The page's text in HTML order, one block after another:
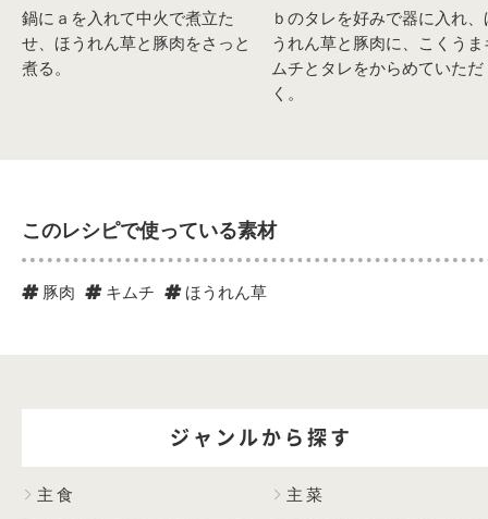
鍋にａを入れて中火で煮立た
せ、ほうれん草と豚肉をさっと
煮る。
ｂのタレを好みで器に入れ、
うれん草と豚肉に、こくうま
ムチとタレをからめていただ
く。
このレシピで使っている素材
豚肉 キムチ ほうれん草
ジャンルから探す
主食 主菜